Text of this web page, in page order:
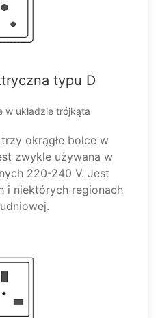
typu D
w układzie trójkąta
okrągłe bolce w
zwykle używana w
220-240 V. Jest
i niektórych regionach